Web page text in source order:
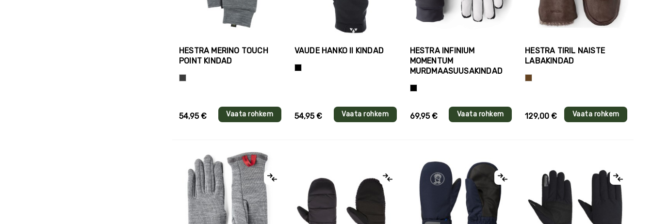
HESTRA MERINO TOUCH
POINT KINDAD
54,95 € Vaata rohkem
VAUDE HANKO II KINDAD
54,95 € Vaata rohkem
HESTRA INFINIUM
MOMENTUM
MURDMAASUUSAKINDAD
69,95 € Vaata rohkem
HESTRA TIRIL NAISTE
LABAKINDAD
129,00 € Vaata rohkem